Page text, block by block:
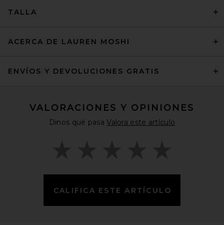
TALLA
ACERCA DE LAUREN MOSHI
ENVÍOS Y DEVOLUCIONES GRATIS
VALORACIONES Y OPINIONES
Dinos qué pasaValora este artículo
CALIFICA ESTE ARTÍCULO